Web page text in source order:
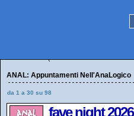
ANAL: Appuntamenti Nell'AnaLogico
da 1 a 30 su 98
fave night 2026